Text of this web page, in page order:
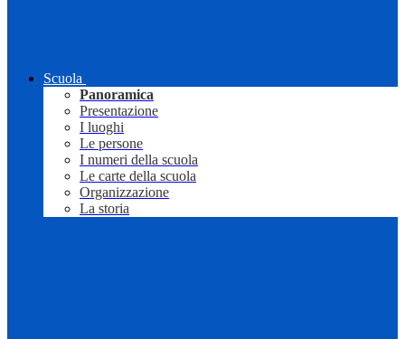
Scuola
Panoramica
Presentazione
I luoghi
Le persone
I numeri della scuola
Le carte della scuola
Organizzazione
La storia